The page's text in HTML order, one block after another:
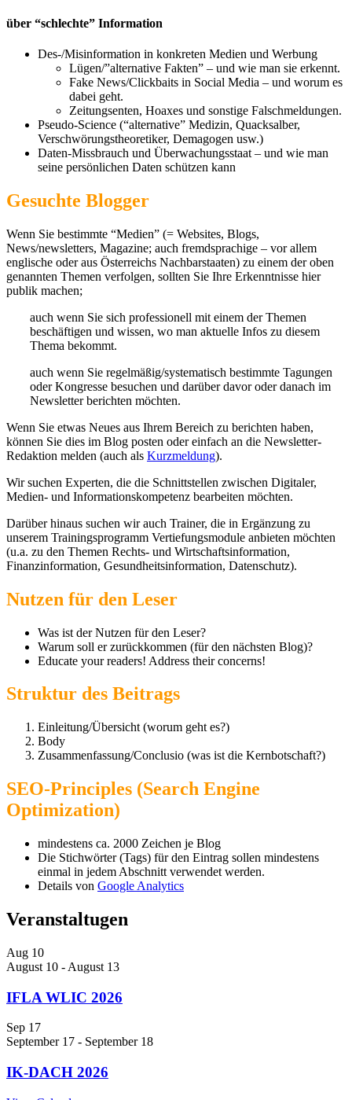
über “schlechte” Information
Des-/Misinformation in konkreten Medien und Werbung
Lügen/”alternative Fakten” – und wie man sie erkennt.
Fake News/Clickbaits in Social Media – und worum es
dabei geht.
Zeitungsenten, Hoaxes und sonstige Falschmeldungen.
Pseudo-Science (“alternative” Medizin, Quacksalber,
Verschwörungstheoretiker, Demagogen usw.)
Daten-Missbrauch und Überwachungsstaat – und wie man
seine persönlichen Daten schützen kann
Gesuchte Blogger
Wenn Sie bestimmte “Medien” (= Websites, Blogs,
News/newsletters, Magazine; auch fremdsprachige – vor allem
englische oder aus Österreichs Nachbarstaaten) zu einem der oben
genannten Themen verfolgen, sollten Sie Ihre Erkenntnisse hier
publik machen;
auch wenn Sie sich professionell mit einem der Themen
beschäftigen und wissen, wo man aktuelle Infos zu diesem
Thema bekommt.
auch wenn Sie regelmäßig/systematisch bestimmte Tagungen
oder Kongresse besuchen und darüber davor oder danach im
Newsletter berichten möchten.
Wenn Sie etwas Neues aus Ihrem Bereich zu berichten haben,
können Sie dies im Blog posten oder einfach an die Newsletter-
Redaktion melden (auch als Kurzmeldung).
Wir suchen Experten, die die Schnittstellen zwischen Digitaler,
Medien- und Informationskompetenz bearbeiten möchten.
Darüber hinaus suchen wir auch Trainer, die in Ergänzung zu
unserem Trainingsprogramm Vertiefungsmodule anbieten möchten
(u.a. zu den Themen Rechts- und Wirtschaftsinformation,
Finanzinformation, Gesundheitsinformation, Datenschutz).
Nutzen für den Leser
Was ist der Nutzen für den Leser?
Warum soll er zurückkommen (für den nächsten Blog)?
Educate your readers! Address their concerns!
Struktur des Beitrags
Einleitung/Übersicht (worum geht es?)
Body
Zusammenfassung/Conclusio (was ist die Kernbotschaft?)
SEO-Principles (Search Engine
Optimization)
mindestens ca. 2000 Zeichen je Blog
Die Stichwörter (Tags) für den Eintrag sollen mindestens
einmal in jedem Abschnitt verwendet werden.
Details von Google Analytics
Veranstaltugen
Aug 10
August 10 - August 13
IFLA WLIC 2026
Sep 17
September 17 - September 18
IK-DACH 2026